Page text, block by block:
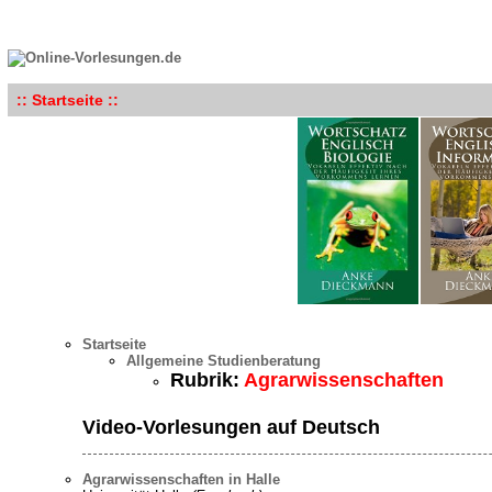
:: Startseite ::
Startseite
Allgemeine Studienberatung
Rubrik: Agrarwissenschaften
Video-Vorlesungen auf Deutsch
Agrarwissenschaften in Halle